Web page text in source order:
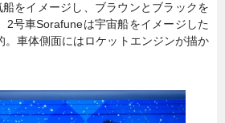
をイメージし、ブラウンとブラックを
2号車Sorafuneは宇宙船をイメージした
。車体側面にはロケットエンジンが描か